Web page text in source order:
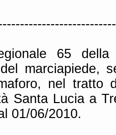
65
marciapiede,
nel tratto
Santa Lucia a
01/06/2010.